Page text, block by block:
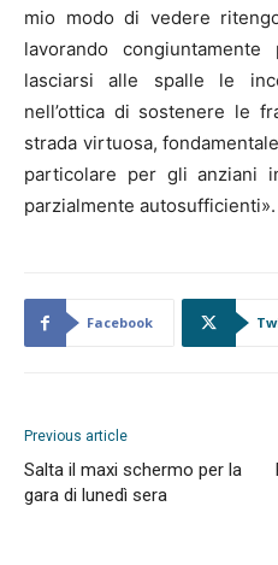
mio modo di vedere
lavorando
lasciarsi alle spalle le
nell’ottica di sostenere le
strada virtuosa,
particolare per gli anziani
parzialmente autosufficienti».
Facebook
Previous article
Salta il maxi schermo per la
gara di lunedì sera